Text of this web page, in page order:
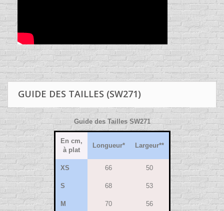
GUIDE DES TAILLES (SW271)
Guide des Tailles SW271
En cm,
à plat
Longueur* Largeur**
XS 66 50
S 68 53
M 70 56